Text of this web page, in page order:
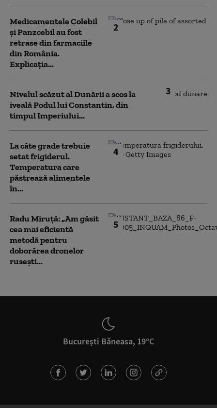
2
Medicamentele Colebil
și Panzcebil au fost
retrase din farmaciile
din România.
Explicația...
3
Nivelul scăzut al Dunării a scos la
iveală Podul lui Constantin, din
timpul Imperiului...
4
La câte grade trebuie
setat frigiderul.
Temperatura care
păstrează alimentele
în...
5
Radu Miruță: „Am găsit
cea mai eficientă
metodă pentru
doborârea dronelor
rusești...
București Băneasa, 19°C